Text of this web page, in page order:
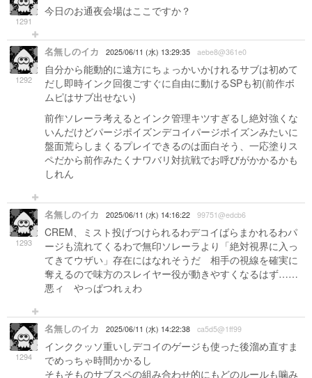
1291
今日のお通夜会場はここですか？
1292
名無しのイカ 2025/06/11 (水) 13:29:35 aebe8@361e0
自分から能動的に遠方にちょっかいかけれるサブは初めて
だし即時インク回復ごすぐに自由に動けるSPも初(前作ボ
ムピはサブ出せない)
前作ソレーラ考えるとインク管理キツすぎるし絶対強くな
いんだけどパージポイズンデコイパージポイズンみたいに
盤面荒らしまくるプレイできるのは面白そう、一応塗りス
ペだから前作みたくナワバリ対抗戦でお呼びがかかるかも
しれん
1293
名無しのイカ 2025/06/11 (水) 14:16:22 99751@edcb6
CREM、ミスト投げつけられるわデコイばらまかれるわパ
ージも流れてくるわで無印ソレーラより「絶対視界に入っ
てきてウザい」存在にはなれそうだ 相手の視線を確実に
奪えるので味方のスレイヤー役が動きやすくなるはず……
悪ィ やっぱつれぇわ
1294
名無しのイカ 2025/06/11 (水) 14:22:38 ca5d5@1ff99
インククッソ重いしデコイのゲージも使った後溜め直すま
でめっちゃ時間かかるし
そもそものサブスペの組み合わせ的にもどのルールも噛み